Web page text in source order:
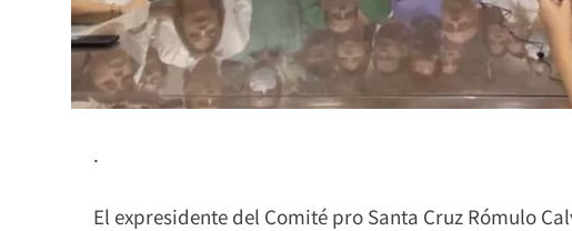
.
El expresidente del Comité pro Santa Cruz Rómulo